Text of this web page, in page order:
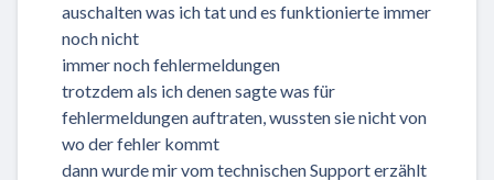
auschalten was ich tat und es funktionierte immer
noch nicht
immer noch fehlermeldungen
trotzdem als ich denen sagte was für
fehlermeldungen auftraten, wussten sie nicht von
wo der fehler kommt
dann wurde mir vom technischen Support erzählt